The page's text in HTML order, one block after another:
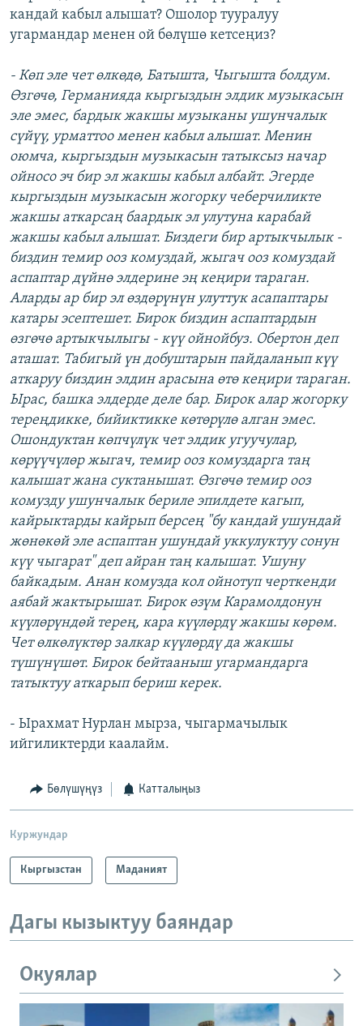
кандай кабыл алышат? Ошолор тууралуу
угармандар менен ой бөлүшө кетсеңиз?
- Көп эле чет өлкөдө, Батышта, Чыгышта болдум.
Өзгөчө, Германияда кыргыздын элдик музыкасын
эле эмес, бардык жакшы музыканы ушунчалык
сүйүү, урматтоо менен кабыл алышат. Менин
оюмча, кыргыздын музыкасын татыксыз начар
ойносо эч бир эл жакшы кабыл албайт. Эгерде
кыргыздын музыкасын жогорку чеберчиликте
жакшы аткарсаң баардык эл улутуна карабай
жакшы кабыл алышат. Биздеги бир артыкчылык -
биздин темир ооз комуздай, жыгач ооз комуздай
аспаптар дүйнө элдерине эң кеңири тараган.
Аларды ар бир эл өздөрүнүн улуттук асапаптары
катары эсептешет. Бирок биздин аспаптардын
өзгөчө артыкчылыгы - күү ойнойбуз. Обертон деп
аташат. Табигый үн добуштарын пайдаланып күү
аткаруу биздин элдин арасына өтө кеңири тараган.
Ырас, башка элдерде деле бар. Бирок алар жогорку
тереңдикке, бийиктикке көтөрүлө алган эмес.
Ошондуктан көпчүлүк чет элдик угуучулар,
көрүүчүлөр жыгач, темир ооз комуздарга таң
калышат жана суктанышат. Өзгөчө темир ооз
комузду ушунчалык бериле эпилдете кагып,
кайрыктарды кайрып берсең "бу кандай ушундай
жөнөкөй эле аспаптан ушундай уккулуктуу сонун
күү чыгарат" деп айран таң калышат. Ушуну
байкадым. Анан комузда кол ойнотуп черткенди
аябай жактырышат. Бирок өзүм Карамолдонун
күүлөрүндөй терең, кара күүлөрдү жакшы көрөм.
Чет өлкөлүктөр залкар күүлөрдү да жакшы
түшүнүшөт. Бирок бейтааныш угармандарга
татыктуу аткарып бериш керек.
- Ырахмат Нурлан мырза, чыгармачылык
ийгиликтерди каалайм.
Бөлүшүңүз Катталыңыз
Куржундар
Кыргызстан Маданият
Дагы кызыктуу баяндар
Окуялар